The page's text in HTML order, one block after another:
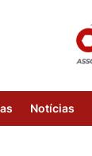
Notícias